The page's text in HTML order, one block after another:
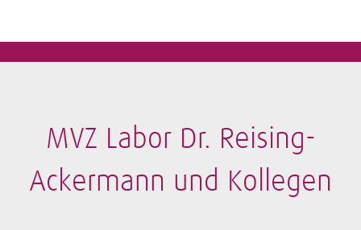
MVZ Labor Dr. Reising-
Ackermann und Kollegen